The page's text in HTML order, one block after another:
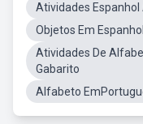
Atividades
Objetos Em
Atividades De
Gabarito
Alfabeto